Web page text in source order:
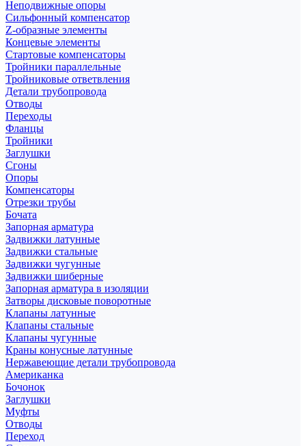
Неподвижные опоры
Cильфонный компенсатор
Z-образные элементы
Концевые элементы
Стартовые компенсаторы
Тройники параллельные
Тройниковые ответвления
Детали трубопровода
Отводы
Переходы
Фланцы
Тройники
Заглушки
Сгоны
Опоры
Компенсаторы
Отрезки трубы
Бочата
Запорная арматура
Задвижки латунные
Задвижки стальные
Задвижки чугунные
Задвижки шиберные
Запорная арматура в изоляции
Затворы дисковые поворотные
Клапаны латунные
Клапаны стальные
Клапаны чугунные
Краны конусные латунные
Нержавеющие детали трубопровода
Американка
Бочонок
Заглушки
Муфты
Отводы
Переход